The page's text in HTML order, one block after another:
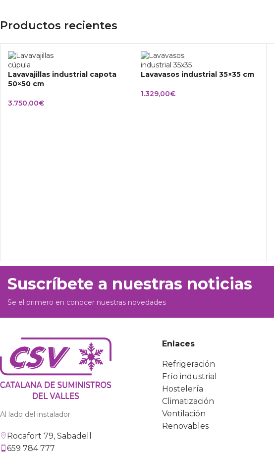
Productos recientes
Lavavajillas industrial capota
50×50 cm
3.750,00€
Lavavasos industrial 35×35 cm
1.329,00€
Suscríbete a nuestras noticias
Se el primero en conocer nuestras novedades
Al lado del instalador
Rocafort 79, Sabadell
659 784 777
Enlaces
Refrigeración
Frío industrial
Hostelería
Climatización
Ventilación
Renovables